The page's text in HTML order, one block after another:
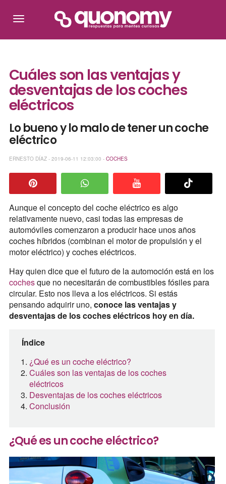
Cuáles son las ventajas y
desventajas de los coches
eléctricos
Lo bueno y lo malo de tener un coche
eléctrico
ERNESTO DÍAZ - 2019-06-11 12:03:00 - COCHES
Aunque el concepto del coche eléctrico es algo
relativamente nuevo, casi todas las empresas de
automóviles comenzaron a producir hace unos años
coches híbridos (combinan el motor de propulsión y el
motor eléctrico) y coches eléctricos.
Hay quien dice que el futuro de la automoción está en los
cochesque no necesitarán de combustibles fósiles para
circular. Esto nos lleva a los eléctricos. Si estás
pensando adquirir uno, conoce las ventajas y
desventajas de los coches eléctricos hoy en día.
Índice
¿Qué es un coche eléctrico?
Cuáles son las ventajas de los coches
eléctricos
Desventajas de los coches eléctricos
Conclusión
¿Qué es un coche eléctrico?